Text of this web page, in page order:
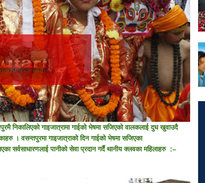
निकालिएको गाइजात्रामा गाईको भेषमा सजिएको वालकलाई दुध खुवाउदै
। वसन्तपुरमा गाइजात्राको दिन गाईको भेषमा सजिएका
सर्वसाधारणलाई पानीको सेवा प्रदान गर्दै थानीय क्लवका महिलाहरु :–